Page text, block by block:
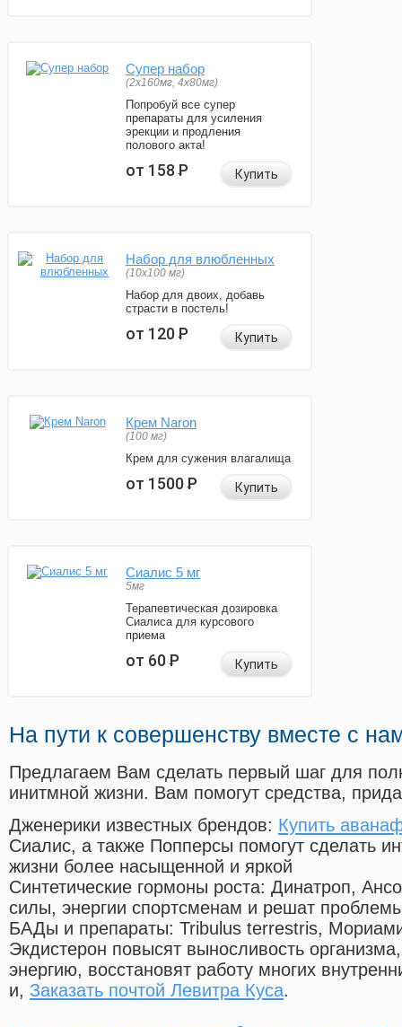
Супер набор
(2х160мг, 4х80мг)
Попробуй все супер
препараты для усиления
эрекции и продления
полового акта!
от 158Р Купить
Набор для влюбленных
(10х100 мг)
Набор для двоих, добавь
страсти в постель!
от 120Р Купить
Крем Naron
(100 мг)
Крем для сужения влагалища
от 1500Р Купить
Сиалис 5 мг
5мг
Терапевтическая дозировка
Сиалиса для курсового
приема
от 60Р Купить
На пути к совершенству вместе с
Предлагаем Вам сделать первый шаг для
инитмной жизни. Вам помогут средства,
Дженерики известных брендов: Купить
Сиалис, а также Попперсы помогут сделать
жизни более насыщенной и яркой
Синтетические гормоны роста: Динатроп,
силы, энергии спортсменам и решат
БАДы и препараты: Tribulus terrestris,
Экдистерон повысят выносливость
энергию, восстановят работу многих
и, Заказать почтой Левитра Куса.